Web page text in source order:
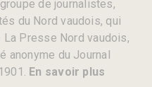
de journalistes,
du Nord vaudois, qui
Presse Nord vaudois,
anonyme du Journal
En savoir plus